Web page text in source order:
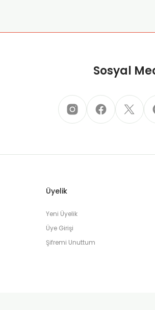
Sosyal
Üyelik
Yeni Üyelik
Üye Girişi
Şifremi Unuttum